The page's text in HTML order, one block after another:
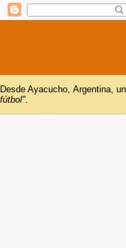
Desde Ayacucho, Argentina,
fútbol".